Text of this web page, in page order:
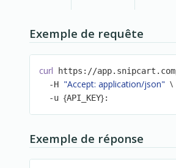
Exemple de requête
curl https://app.snipcart.com/
  -H
"Accept: application/json" \
  -u
{API_KEY}:
Exemple de réponse